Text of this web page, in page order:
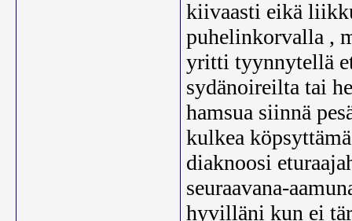
kiivaasti eikä
puhelinkorvalla ,
yritti tyynnytellä
sydänoireilta tai
hamsua siinnä
kulkea
diaknoosi
seuraavana-
hyvilläni kun ei